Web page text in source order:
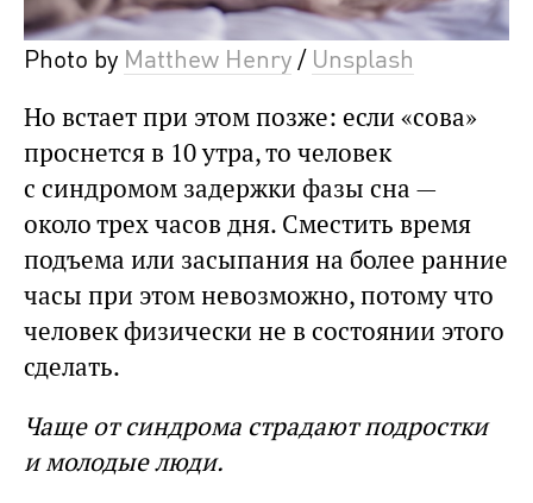
Photo by Matthew Henry / Unsplash
Но встает при этом позже: если «сова»
проснется в 10 утра, то человек
с синдромом задержки фазы сна —
около трех часов дня. Сместить время
подъема или засыпания на более ранние
часы при этом невозможно, потому что
человек физически не в состоянии этого
сделать.
Чаще от синдрома страдают подростки
и молодые люди.